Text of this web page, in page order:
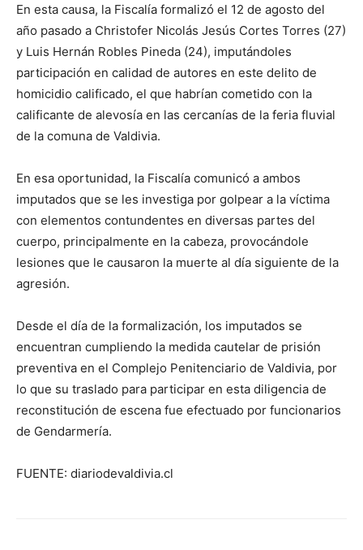
En esta causa, la Fiscalía formalizó el 12 de agosto del
año pasado a Christofer Nicolás Jesús Cortes Torres (27)
y Luis Hernán Robles Pineda (24), imputándoles
participación en calidad de autores en este delito de
homicidio calificado, el que habrían cometido con la
calificante de alevosía en las cercanías de la feria fluvial
de la comuna de Valdivia.
En esa oportunidad, la Fiscalía comunicó a ambos
imputados que se les investiga por golpear a la víctima
con elementos contundentes en diversas partes del
cuerpo, principalmente en la cabeza, provocándole
lesiones que le causaron la muerte al día siguiente de la
agresión.
Desde el día de la formalización, los imputados se
encuentran cumpliendo la medida cautelar de prisión
preventiva en el Complejo Penitenciario de Valdivia, por
lo que su traslado para participar en esta diligencia de
reconstitución de escena fue efectuado por funcionarios
de Gendarmería.
FUENTE: diariodevaldivia.cl